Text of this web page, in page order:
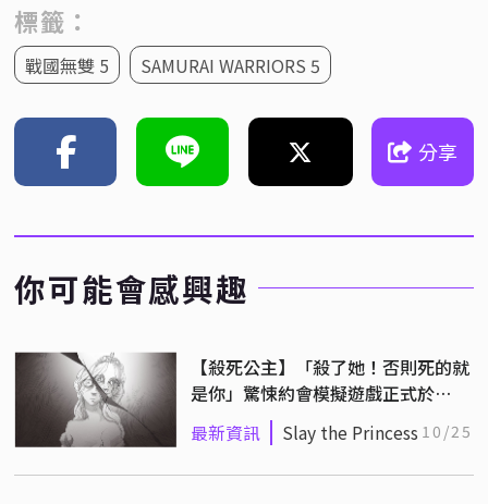
標籤：
戰國無雙 5 SAMURAI WARRIORS 5
分享
你可能會感興趣
【殺死公主】「殺了她！否則死的就
是你」驚悚約會模擬遊戲正式於
Steam 推出！
最新資訊 Slay the Princess 10/25